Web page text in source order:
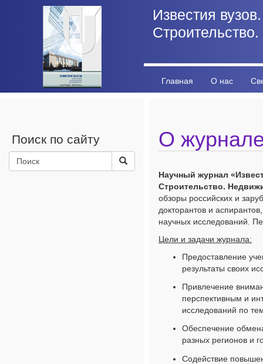
Известия
Главная О нас
Поиск по сайту О
Научный журнал
Строительство.
обзоры российских и
докторантов и
научных исследований.
Цели и задачи журнала:
Предоставление
результаты своих
Привлечение
перспективным и
исследований по
Обеспечение
разных регионов и
Содействие